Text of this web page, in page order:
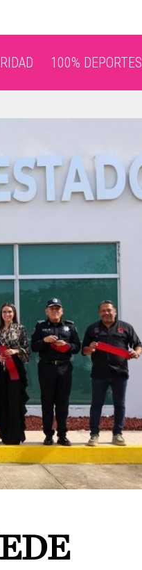
100% DEPORTES